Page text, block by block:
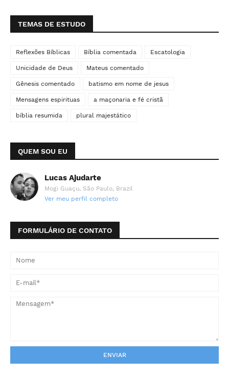
TEMAS DE ESTUDO
Reflexões Bíblicas Bíblia comentada Escatologia
Unicidade de Deus Mateus comentado
Gênesis comentado batismo em nome de jesus
Mensagens espirituas a maçonaria e fé cristã
bíblia resumida plural majestático
QUEM SOU EU
Lucas Ajudarte
Mogi Guaçu, São Paulo, Brazil
Ver meu perfil completo
FORMULÁRIO DE CONTATO